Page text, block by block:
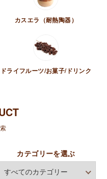
カスエラ（耐熱陶器）
ドライフルーツ/お菓子/ドリンク
カテゴリーを選ぶ